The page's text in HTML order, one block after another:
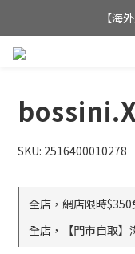
全店滿
【海
SKU: 2516400010278
全店，網店限時
全店，【門市自取】